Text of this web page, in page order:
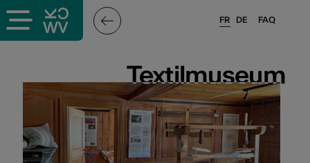
FAQ
FR DE
Textilmuseum
Textilmuseum